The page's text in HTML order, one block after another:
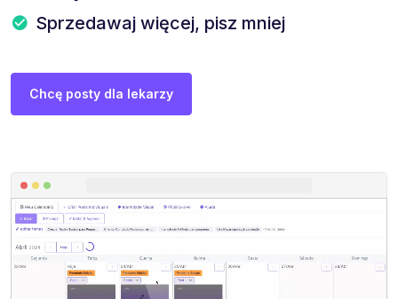
Sprzedawaj więcej, pisz mniej
Chcę posty dla lekarzy